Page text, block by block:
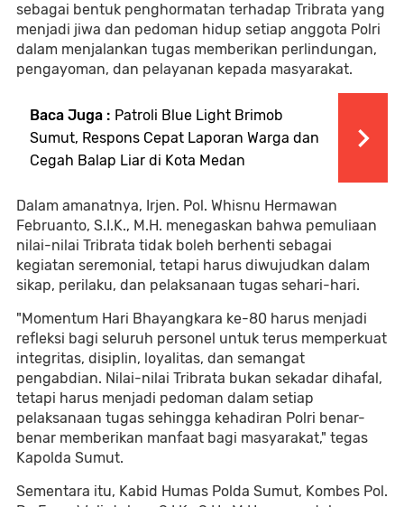
sebagai bentuk penghormatan terhadap Tribrata yang
menjadi jiwa dan pedoman hidup setiap anggota Polri
dalam menjalankan tugas memberikan perlindungan,
pengayoman, dan pelayanan kepada masyarakat.
Baca Juga : Patroli Blue Light Brimob
Sumut, Respons Cepat Laporan Warga dan
Cegah Balap Liar di Kota Medan
Dalam amanatnya, Irjen. Pol. Whisnu Hermawan
Februanto, S.I.K., M.H. menegaskan bahwa pemuliaan
nilai-nilai Tribrata tidak boleh berhenti sebagai
kegiatan seremonial, tetapi harus diwujudkan dalam
sikap, perilaku, dan pelaksanaan tugas sehari-hari.
"Momentum Hari Bhayangkara ke-80 harus menjadi
refleksi bagi seluruh personel untuk terus memperkuat
integritas, disiplin, loyalitas, dan semangat
pengabdian. Nilai-nilai Tribrata bukan sekadar dihafal,
tetapi harus menjadi pedoman dalam setiap
pelaksanaan tugas sehingga kehadiran Polri benar-
benar memberikan manfaat bagi masyarakat," tegas
Kapolda Sumut.
Sementara itu, Kabid Humas Polda Sumut, Kombes Pol.